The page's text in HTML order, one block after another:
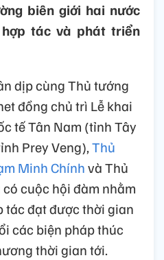
biên giới hai nước
tác và phát triển
dịp cùng Thủ tướng
đồng chủ trì Lễ khai
tế Tân Nam (tỉnh Tây
Prey Veng),Thủ
Minh Chínhvà Thủ
cuộc hội đàm nhằm
tác đạt được thời gian
các biện pháp thúc
thời gian tới.